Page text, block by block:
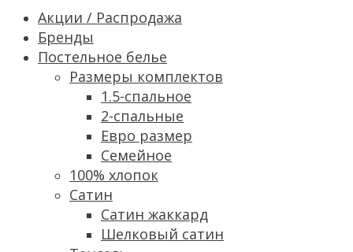
Акции / Распродажа
Бренды
Постельное белье
Размеры комплектов
1.5-спальное
2-спальные
Евро размер
Семейное
100% хлопок
Сатин
Cатин жаккард
Шелковый сатин